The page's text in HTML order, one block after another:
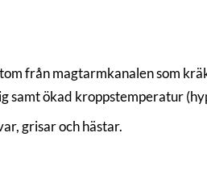
från magtarmkanalen som
samt ökad kroppstemperatur
grisar och hästar.